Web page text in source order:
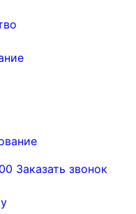
Заказать звонок